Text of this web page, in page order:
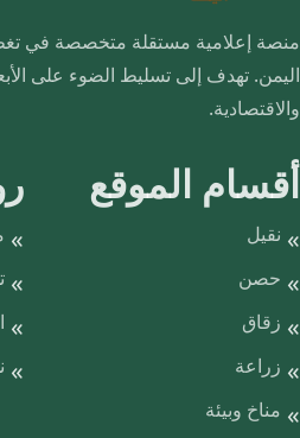
منصة إعلامية مستقلة متخصصة في
اليمن. تهدف إلى تسليط الضوء على
والاقتصادية.
أقسام الموقع
نقيل
حصن
زقاق
زراعة
مناخ وبيئة